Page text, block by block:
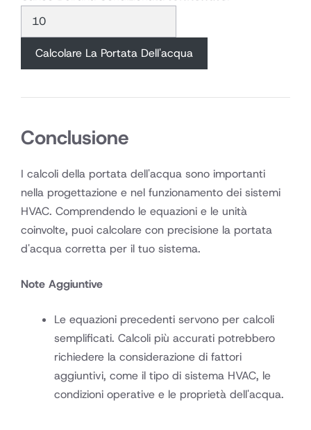
Calcolare La Portata Dell'acqua
Conclusione
I calcoli della portata dell'acqua sono importanti
nella progettazione e nel funzionamento dei sistemi
HVAC. Comprendendo le equazioni e le unità
coinvolte, puoi calcolare con precisione la portata
d'acqua corretta per il tuo sistema.
Note Aggiuntive
Le equazioni precedenti servono per calcoli
semplificati. Calcoli più accurati potrebbero
richiedere la considerazione di fattori
aggiuntivi, come il tipo di sistema HVAC, le
condizioni operative e le proprietà dell'acqua.